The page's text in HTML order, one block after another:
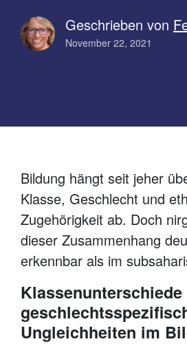
Geschrieben von
November 22, 2021
Bildung hängt seit jeher
Klasse, Geschlecht und
Zugehörigkeit ab. Doch
dieser Zusammenhang
erkennbar als im
Klassenunterschiede
Ungleichheiten im